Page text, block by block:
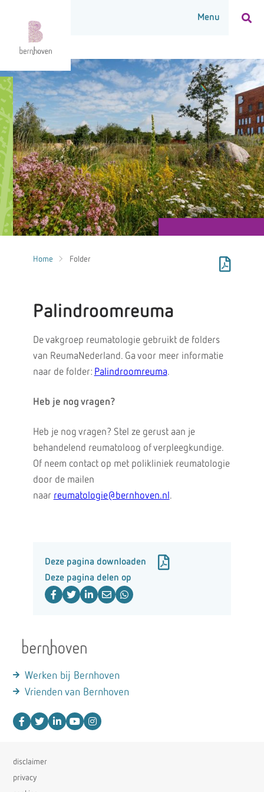
Home Folder
Palindroomreuma
De vakgroep reumatologie gebruikt de folders
van ReumaNederland. Ga voor meer informatie
naar de folder: Palindroomreuma.
Heb je nog vragen?
Heb je nog vragen? Stel ze gerust aan je
behandelend reumatoloog of verpleegkundige.
Of neem contact op met polikliniek reumatologie
door de mailen
naar reumatologie@bernhoven.nl .
Deze pagina downloaden
Deze pagina delen op
Werken bij Bernhoven
Vrienden van Bernhoven
disclaimer
privacy